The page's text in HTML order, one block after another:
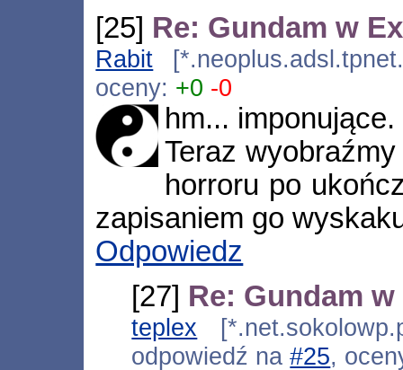
[25] Re: Gundam w
Rabit
oceny: +0 -0
hm... imponujące.
Teraz
horroru po
zapisaniem go
Odpowiedz
[27] Re: Gundam
teplex
odpowiedź na#25,